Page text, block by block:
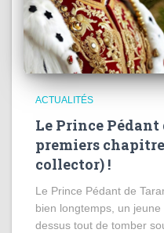
ACTUALITÉS
Le Prince Pédant
premiers
collector) !
Le Prince Pédant de
bien longtemps, un
dessus tout de tomber